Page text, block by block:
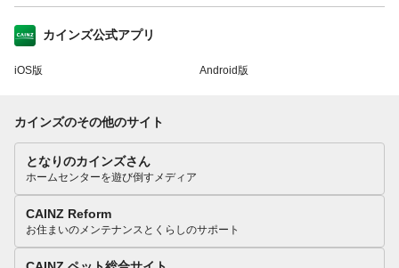
カインズ公式アプリ
iOS版 Android版
カインズのその他のサイト
となりのカインズさん
ホームセンターを遊び倒すメディア
CAINZ Reform
お住まいのメンテナンスとくらしのサポート